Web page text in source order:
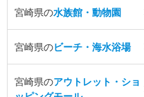
宮崎県の水族館・動物園
宮崎県のビーチ・海水浴場
宮崎県のアウトレット・ショ